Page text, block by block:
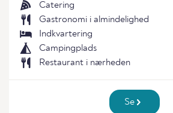
Catering
Gastronomi i almindelighed
Indkvartering
Campingplads
Restaurant i nærheden
Se